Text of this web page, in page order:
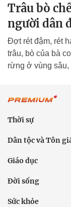
Trâu bò
người dân
Đợt rét đậm, rét
trâu, bò của bà
rừng ở vùng sâu,
Thời sự
Dân tộc và Tôn
Giáo dục
Đời sống
Sức khỏe